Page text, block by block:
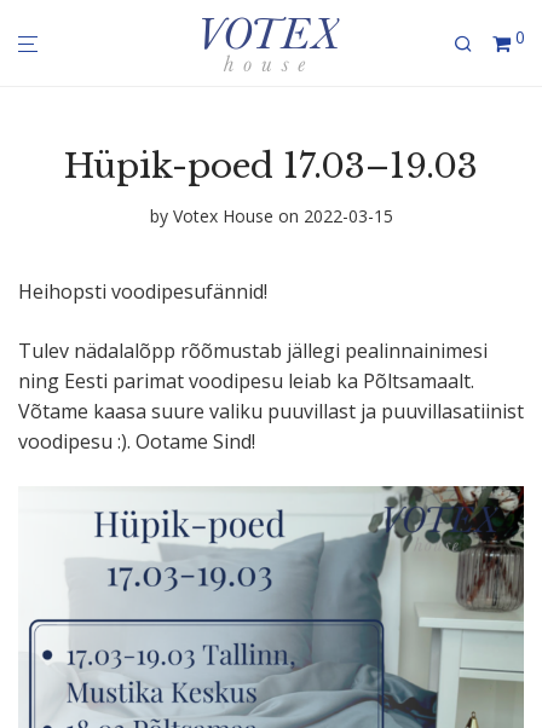
0
Hüpik-poed 17.03–19.03
by Votex House on 2022-03-15
Heihopsti voodi­pe­su­fännid!
Tulev nädalalõpp rõõmustab jällegi pealin­na­inimesi
ning Eesti parimat voodipesu leiab ka Põltsa­maalt.
Võtame kaasa suure valiku puuvillast ja puuvil­la­sa­tiinist
voodipesu :). Ootame Sind!